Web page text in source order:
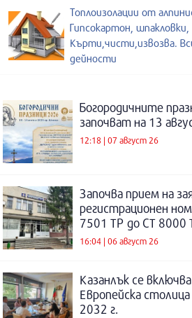
Топлоизолации от
Гипсокартон, шпакловки,
Кърти,чисти,извозва.
дейности
Богородичните
започват на 13
12:18 | 07 август 26
Започва прием на
регистрационен
7501 ТР до СТ 8000
16:04 | 06 август 26
Казанлък се
Европейска
2032 г.